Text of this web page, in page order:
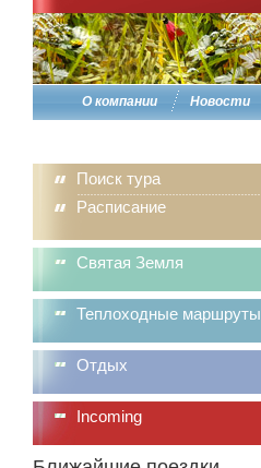
О компании Новости
Поиск тура
Расписание
Святая Земля
Теплоходные маршруты
Отдых
Incoming